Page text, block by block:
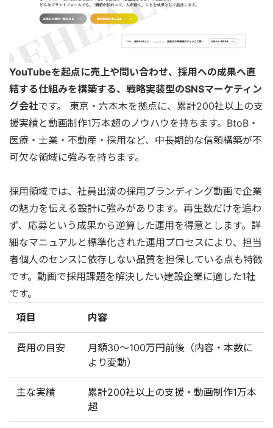
YouTubeを起点に売上や問い合わせ、採用への成果へ直
結する仕組みを構築する、戦略実装型のSNSマーケティン
グ会社です。 東京・六本木を拠点に、累計200社以上の支
援実績と動画制作1万本超のノウハウを持ちます。BtoB・
医療・士業・不動産・採用など、中長期的な信頼構築が不
可欠な領域に強みを持ちます。
採用領域では、社員出演の採用ブランディング動画で企業
の魅力を伝える設計に強みがあります。再生数だけを追わ
ず、応募という成果から逆算した運用を得意とします。詳
細なマニュアルと標準化された運用プロセスにより、担当
者個人のセンスに依存しない品質を担保している点も特徴
です。動画で採用課題を解決したい建設企業に適した1社
です。
項目
内容
費用の目安
月額30〜100万円前後（内容・本数に
より変動）
主な実績
累計200社以上の支援・動画制作1万本
超